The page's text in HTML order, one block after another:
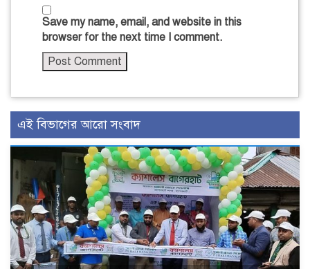
Save my name, email, and website in this
browser for the next time I comment.
এই বিভাগের আরো সংবাদ